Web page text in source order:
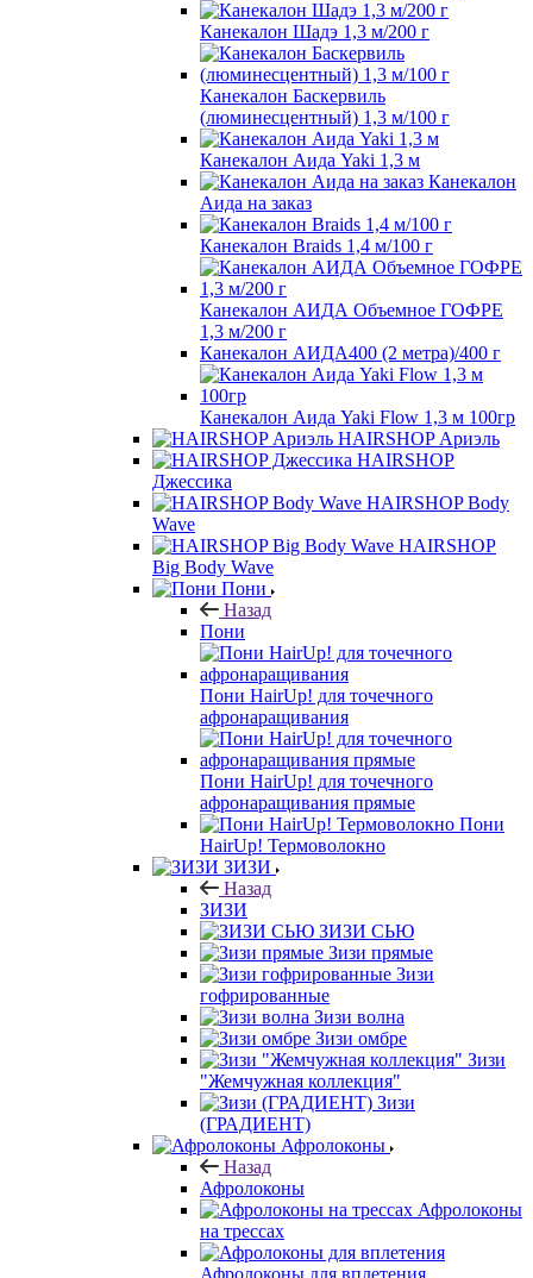
Канекалон Шадэ 1,3 м/200 г
Канекалон Баскервиль
(люминесцентный) 1,3 м/100 г
Канекалон Аида Yaki 1,3 м
Канекалон
Аида на заказ
Канекалон Braids 1,4 м/100 г
Канекалон АИДА Объемное ГОФРЕ
1,3 м/200 г
Канекалон АИДА400 (2 метра)/400 г
Канекалон Аида Yaki Flow 1,3 м 100гр
HAIRSHOP Ариэль
HAIRSHOP
Джессика
HAIRSHOP Body
Wave
HAIRSHOP
Big Body Wave
Пони
Назад
Пони
Пони HairUp! для точечного
афронаращивания
Пони HairUp! для точечного
афронаращивания прямые
Пони
HairUp! Термоволокно
ЗИЗИ
Назад
ЗИЗИ
ЗИЗИ СЬЮ
Зизи прямые
Зизи
гофрированные
Зизи волна
Зизи омбре
Зизи
"Жемчужная коллекция"
Зизи
(ГРАДИЕНТ)
Афролоконы
Назад
Афролоконы
Афролоконы
на трессах
Афролоконы для вплетения